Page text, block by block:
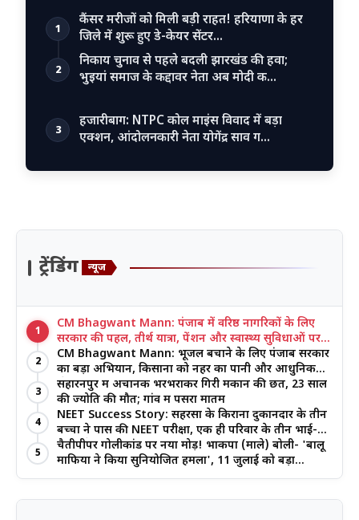
1
कैंसर मरीजों को मिली बड़ी राहत! हरियाणा के हर
जिले में शुरू हुए डे-केयर सेंटर…
2
निकाय चुनाव से पहले बदली झारखंड की हवा;
भुइयां समाज के कद्दावर नेता अब मोदी क…
3
हजारीबाग: NTPC कोल माइंस विवाद में बड़ा
एक्शन, आंदोलनकारी नेता योगेंद्र साव ग…
ट्रेंडिंग न्यूज
1
CM Bhagwant Mann: पंजाब में वरिष्ठ नागरिकों के लिए
सरकार की पहल, तीर्थ यात्रा, पेंशन और स्वास्थ्य सुविधाओं पर
जोर
2
CM Bhagwant Mann: भूजल बचाने के लिए पंजाब सरकार
का बड़ा अभियान, किसानों को नहर का पानी और आधुनिक
खेती का मिल रहा लाभ
3
सहारनपुर में अचानक भरभराकर गिरी मकान की छत, 23 साल
की ज्योति की मौत; गांव में पसरा मातम
4
NEET Success Story: सहरसा के किराना दुकानदार के तीन
बच्चों ने पास की NEET परीक्षा, एक ही परिवार के तीन भाई-
बहनों ने रचा इतिहास
5
चैतीपीपर गोलीकांड पर नया मोड़! भाकपा (माले) बोली- 'बालू
माफिया ने किया सुनियोजित हमला', 11 जुलाई को बड़ा
आंदोलन